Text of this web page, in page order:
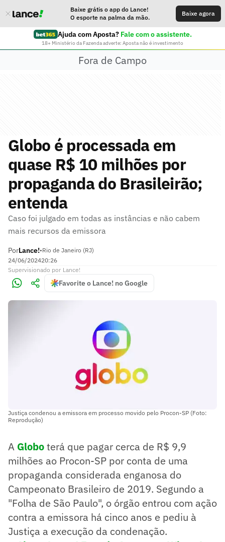
Baixe grátis o app do Lance!
O esporte na palma da mão.
Baixe agora
Ajuda com Aposta? Fale com o assistente.
18+ Ministério da Fazenda adverte: Aposta não é investimento
Fora de Campo
Globo é processada em
quase R$ 10 milhões por
propaganda do Brasileirão;
entenda
Caso foi julgado em todas as instâncias e não cabem
mais recursos da emissora
PorLance!•Rio de Janeiro (RJ)
24/06/202420:26
Supervisionado por Lance!
Favorite o Lance! no Google
Justiça condenou a emissora em processo movido pelo Procon-SP (Foto:
Reprodução)
A Globoterá que pagar cerca de R$ 9,9
milhões ao Procon-SP por conta de uma
propaganda considerada enganosa do
Campeonato Brasileiro de 2019. Segundo a
"Folha de São Paulo", o órgão entrou com ação
contra a emissora há cinco anos e pediu à
Justiça a execução da condenação.